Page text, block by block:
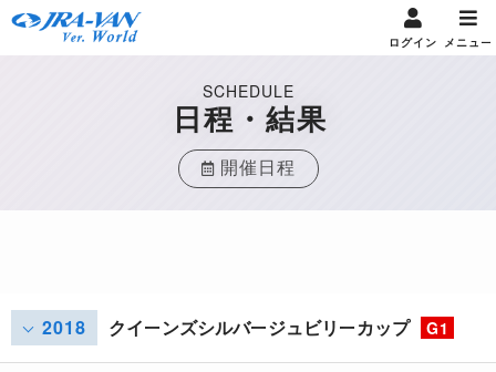
ログイン メニュー
SCHEDULE
日程・結果
開催日程
2018 クイーンズシルバージュビリーカップ G1